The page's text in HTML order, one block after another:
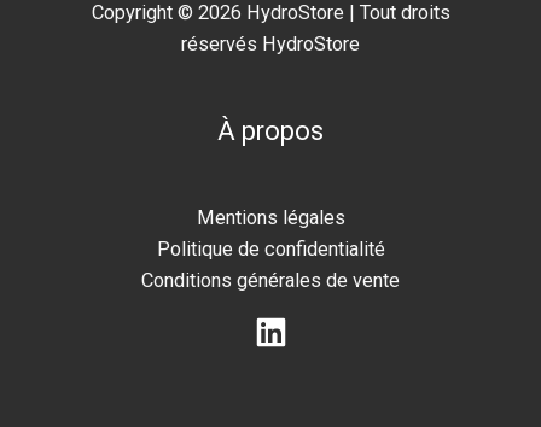
Copyright © 2026 HydroStore | Tout droits
réservés HydroStore
À propos
Mentions légales
Politique de confidentialité
Conditions générales de vente